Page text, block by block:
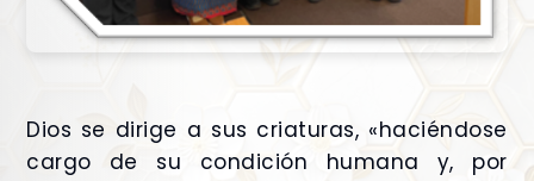
Dios se dirige a sus criaturas, «haciéndose
cargo de su condición humana y, por